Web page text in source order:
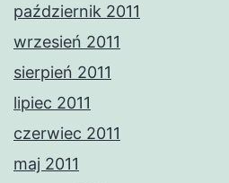
październik 2011
wrzesień 2011
sierpień 2011
lipiec 2011
czerwiec 2011
maj 2011